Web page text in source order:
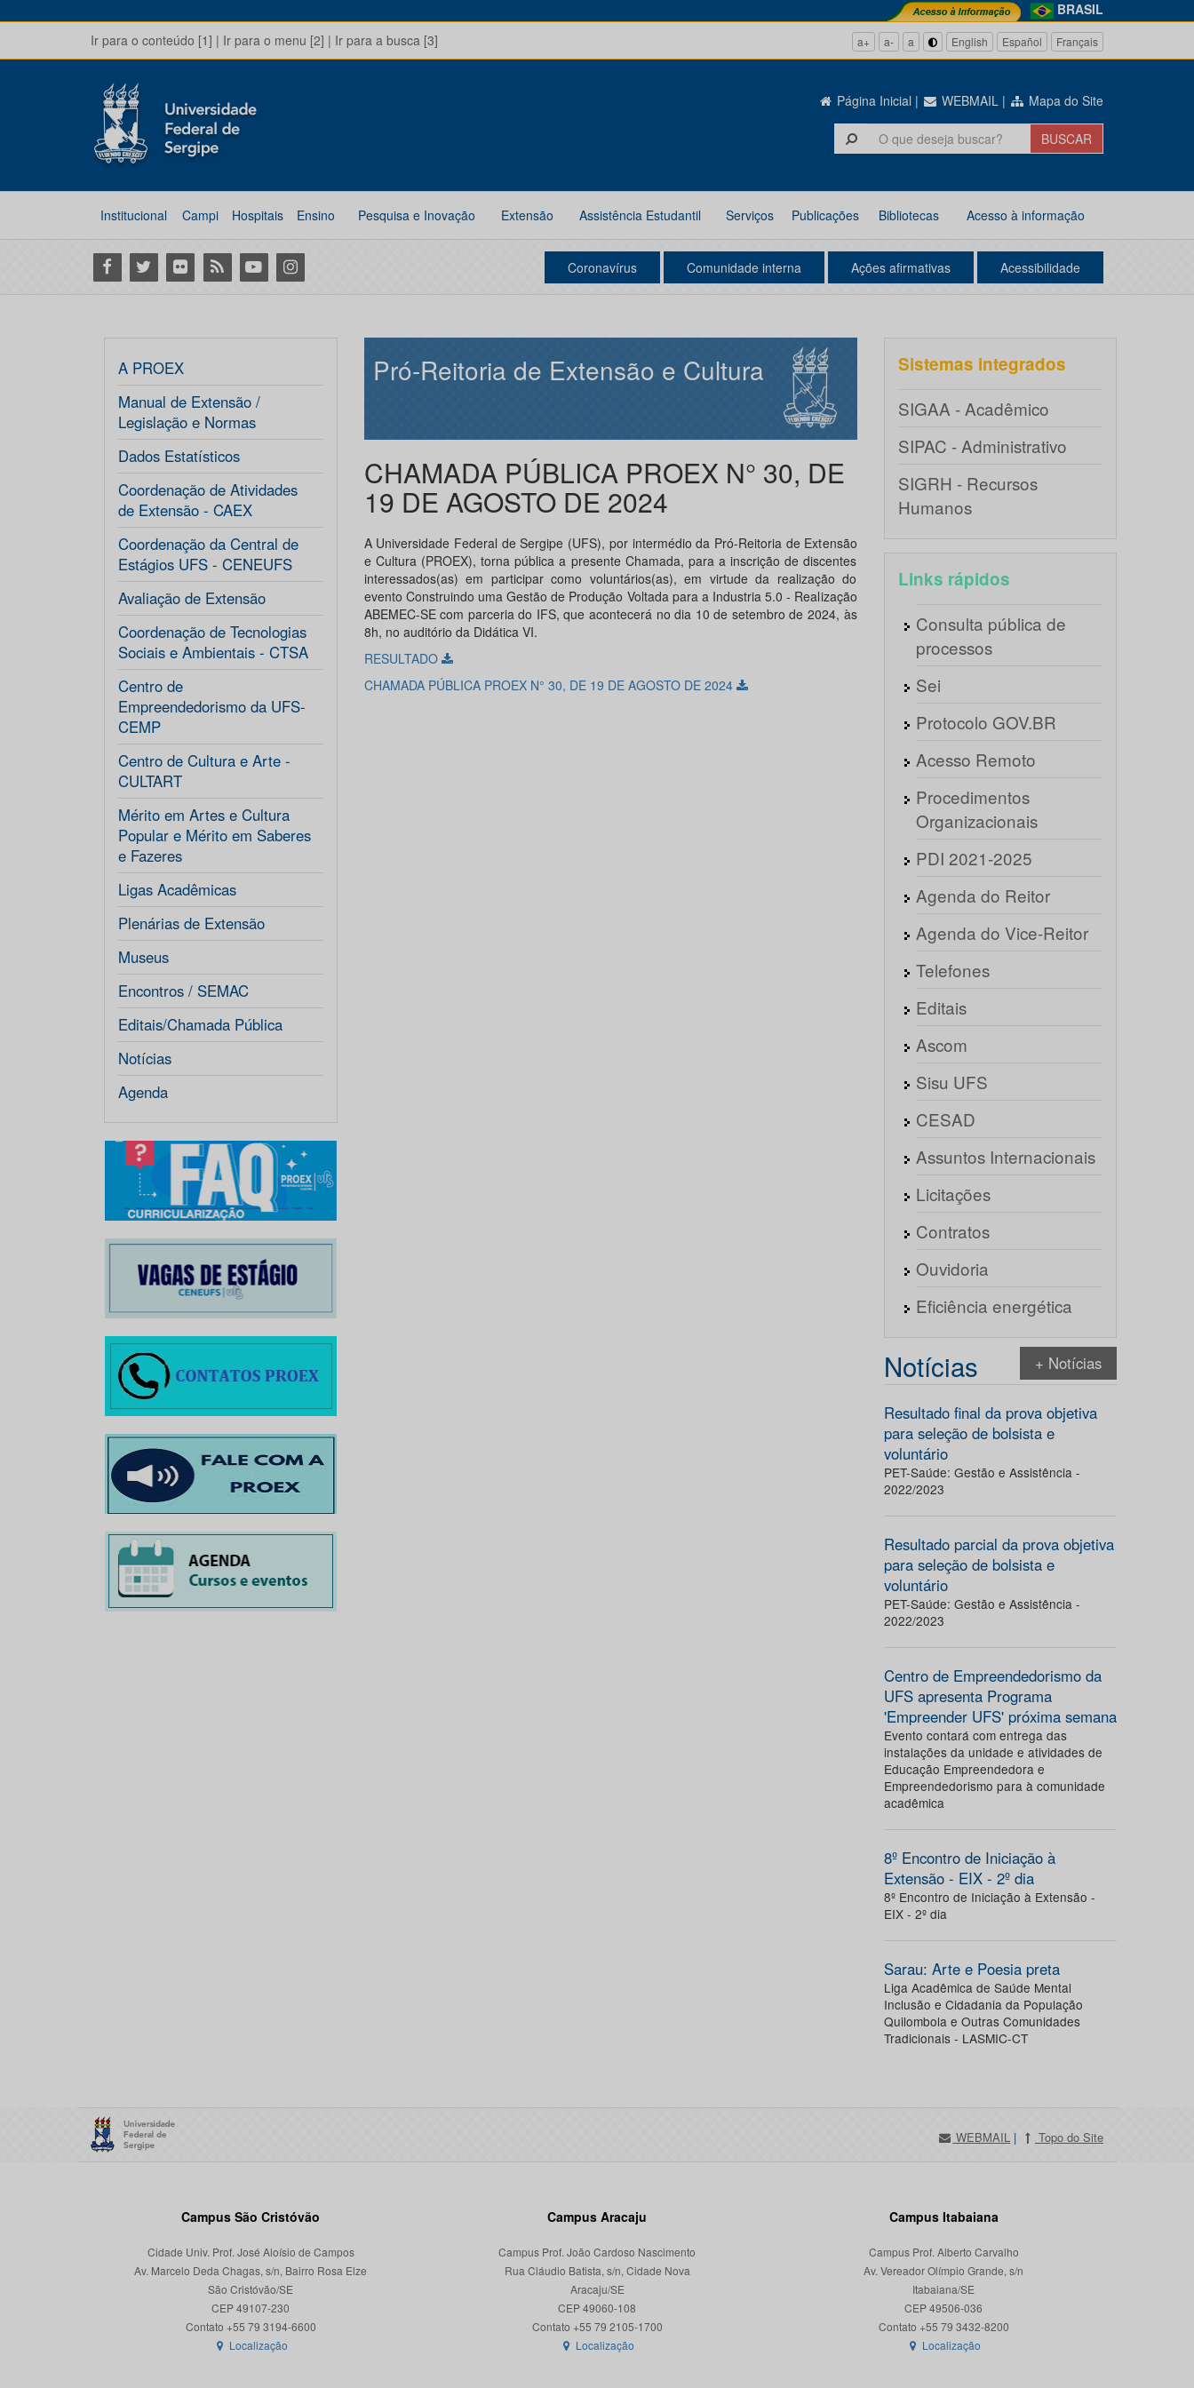
BRASIL
Ir para o conteúdo [1] | Ir para o menu [2] | Ir para a busca [3] a+ a- a English Español Français
Página Inicial | WEBMAIL | Mapa do Site
Institucional Campi Hospitais Ensino Pesquisa e Inovação Extensão Assistência Estudantil Serviços Publicações Bibliotecas Acesso à informação
Facebook
Twitter Flickr RSS YoutubeInstagram Coronavírus Comunidade interna Ações afirmativas Acessibilidade
A PROEX
Manual de Extensão /
Legislação e Normas
Dados Estatísticos
Coordenação de Atividades
de Extensão - CAEX
Coordenação da Central de
Estágios UFS - CENEUFS
Avaliação de Extensão
Coordenação de Tecnologias
Sociais e Ambientais - CTSA
Centro de
Empreendedorismo da UFS-
CEMP
Centro de Cultura e Arte -
CULTART
Mérito em Artes e Cultura
Popular e Mérito em Saberes
e Fazeres
Ligas Acadêmicas
Plenárias de Extensão
Museus
Encontros / SEMAC
Editais/Chamada Pública
Notícias
Agenda
Pró-Reitoria de Extensão e Cultura
CHAMADA PÚBLICA PROEX N° 30, DE
19 DE AGOSTO DE 2024
A Universidade Federal de Sergipe (UFS), por intermédio da Pró-Reitoria de Extensão
e Cultura (PROEX), torna pública a presente Chamada, para a inscrição de discentes
interessados(as) em participar como voluntários(as), em virtude da realização do
evento Construindo uma Gestão de Produção Voltada para a Industria 5.0 - Realização
ABEMEC-SE com parceria do IFS, que acontecerá no dia 10 de setembro de 2024, às
8h, no auditório da Didática VI.
RESULTADO
CHAMADA PÚBLICA PROEX N° 30, DE 19 DE AGOSTO DE 2024
Sistemas integrados
SIGAA - Acadêmico
SIPAC - Administrativo
SIGRH - Recursos
Humanos
Links rápidos
Consulta pública de
processos
Sei
Protocolo GOV.BR
Acesso Remoto
Procedimentos
Organizacionais
PDI 2021-2025
Agenda do Reitor
Agenda do Vice-Reitor
Telefones
Editais
Ascom
Sisu UFS
CESAD
Assuntos Internacionais
Licitações
Contratos
Ouvidoria
Eficiência energética
Notícias + Notícias
Resultado final da prova objetiva
para seleção de bolsista e
voluntário
PET-Saúde: Gestão e Assistência -
2022/2023
Resultado parcial da prova objetiva
para seleção de bolsista e
voluntário
PET-Saúde: Gestão e Assistência -
2022/2023
Centro de Empreendedorismo da
UFS apresenta Programa
'Empreender UFS' próxima semana
Evento contará com entrega das
instalações da unidade e atividades de
Educação Empreendedora e
Empreendedorismo para à comunidade
acadêmica
8º Encontro de Iniciação à
Extensão - EIX - 2º dia
8º Encontro de Iniciação à Extensão -
EIX - 2º dia
Sarau: Arte e Poesia preta
Liga Acadêmica de Saúde Mental
Inclusão e Cidadania da População
Quilombola e Outras Comunidades
Tradicionais - LASMIC-CT
WEBMAIL | Topo do Site
Campus São Cristóvão
Cidade Univ. Prof. José Aloísio de Campos
Av. Marcelo Deda Chagas, s/n, Bairro Rosa Elze
São Cristóvão/SE
CEP 49107-230
Localização
Campus Aracaju
Campus Prof. João Cardoso Nascimento
Rua Cláudio Batista, s/n, Cidade Nova
Aracaju/SE
CEP 49060-108
Localização
Campus Itabaiana
Campus Prof. Alberto Carvalho
Av. Vereador Olímpio Grande, s/n
Itabaiana/SE
CEP 49506-036
Localização